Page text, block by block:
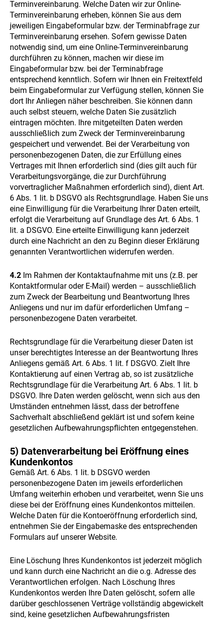
Terminvereinbarung. Welche Daten wir zur Online-
Terminvereinbarung erheben, können Sie aus dem
jeweiligen Eingabeformular bzw. der Terminabfrage zur
Terminvereinbarung ersehen. Sofern gewisse Daten
notwendig sind, um eine Online-Terminvereinbarung
durchführen zu können, machen wir diese im
Eingabeformular bzw. bei der Terminabfrage
entsprechend kenntlich. Sofern wir Ihnen ein Freitextfeld
beim Eingabeformular zur Verfügung stellen, können Sie
dort Ihr Anliegen näher beschreiben. Sie können dann
auch selbst steuern, welche Daten Sie zusätzlich
eintragen möchten. Ihre mitgeteilten Daten werden
ausschließlich zum Zweck der Terminvereinbarung
gespeichert und verwendet. Bei der Verarbeitung von
personenbezogenen Daten, die zur Erfüllung eines
Vertrages mit Ihnen erforderlich sind (dies gilt auch für
Verarbeitungsvorgänge, die zur Durchführung
vorvertraglicher Maßnahmen erforderlich sind), dient Art.
6 Abs. 1 lit. b DSGVO als Rechtsgrundlage. Haben Sie uns
eine Einwilligung für die Verarbeitung Ihrer Daten erteilt,
erfolgt die Verarbeitung auf Grundlage des Art. 6 Abs. 1
lit. a DSGVO. Eine erteilte Einwilligung kann jederzeit
durch eine Nachricht an den zu Beginn dieser Erklärung
genannten Verantwortlichen widerrufen werden.
4.2 Im Rahmen der Kontaktaufnahme mit uns (z.B. per
Kontaktformular oder E-Mail) werden – ausschließlich
zum Zweck der Bearbeitung und Beantwortung Ihres
Anliegens und nur im dafür erforderlichen Umfang –
personenbezogene Daten verarbeitet.
Rechtsgrundlage für die Verarbeitung dieser Daten ist
unser berechtigtes Interesse an der Beantwortung Ihres
Anliegens gemäß Art. 6 Abs. 1 lit. f DSGVO. Zielt Ihre
Kontaktierung auf einen Vertrag ab, so ist zusätzliche
Rechtsgrundlage für die Verarbeitung Art. 6 Abs. 1 lit. b
DSGVO. Ihre Daten werden gelöscht, wenn sich aus den
Umständen entnehmen lässt, dass der betroffene
Sachverhalt abschließend geklärt ist und sofern keine
gesetzlichen Aufbewahrungspflichten entgegenstehen.
5) Datenverarbeitung bei Eröffnung eines
Kundenkontos
Gemäß Art. 6 Abs. 1 lit. b DSGVO werden
personenbezogene Daten im jeweils erforderlichen
Umfang weiterhin erhoben und verarbeitet, wenn Sie uns
diese bei der Eröffnung eines Kundenkontos mitteilen.
Welche Daten für die Kontoeröffnung erforderlich sind,
entnehmen Sie der Eingabemaske des entsprechenden
Formulars auf unserer Website.
Eine Löschung Ihres Kundenkontos ist jederzeit möglich
und kann durch eine Nachricht an die o.g. Adresse des
Verantwortlichen erfolgen. Nach Löschung Ihres
Kundenkontos werden Ihre Daten gelöscht, sofern alle
darüber geschlossenen Verträge vollständig abgewickelt
sind, keine gesetzlichen Aufbewahrungsfristen